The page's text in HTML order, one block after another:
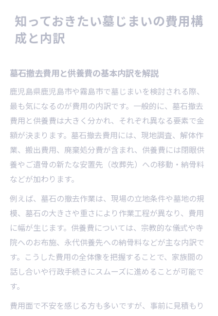
知っておきたい墓じまいの費用構
成と内訳
墓石撤去費用と供養費の基本内訳を解説
鹿児島県鹿児島市や霧島市で墓じまいを検討される際、
最も気になるのが費用の内訳です。一般的に、墓石撤去
費用と供養費は大きく分かれ、それぞれ異なる要素で金
額が決まります。墓石撤去費用には、現地調査、解体作
業、搬出費用、廃棄処分費が含まれ、供養費には閉眼供
養やご遺骨の新たな安置先（改葬先）への移動・納骨料
などが加わります。
例えば、墓石の撤去作業は、現場の立地条件や墓地の規
模、墓石の大きさや重さにより作業工程が異なり、費用
に幅が生じます。供養費については、宗教的な儀式や寺
院へのお布施、永代供養先への納骨料などが主な内訳で
す。こうした費用の全体像を把握することで、家族間の
話し合いや行政手続きにスムーズに進めることが可能で
す。
費用面で不安を感じる方も多いですが、事前に見積もり